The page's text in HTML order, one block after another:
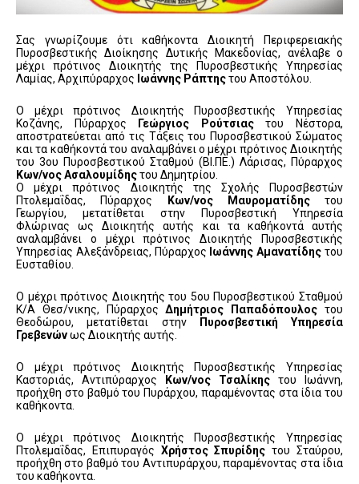
Σας γνωρίζουμε ότι καθήκοντα Διοικητή Περιφερειακής
Πυροσβεστικής Διοίκησης Δυτικής Μακεδονίας, ανέλαβε ο
μέχρι πρότινος Διοικητής της Πυροσβεστικής Υπηρεσίας
Λαμίας, Αρχιπύραρχος Ιωάννης Ράπτηςτου Αποστόλου.
Ο μέχρι πρότινος Διοικητής Πυροσβεστικής Υπηρεσίας
Κοζάνης, Πύραρχος
Γεώργιος Ρούτσιαςτου Νέστορα,
αποστρατεύεται από τις Τάξεις του Πυροσβεστικού Σώματος
και τα καθήκοντά του αναλαμβάνει ο μέχρι πρότινος Διοικητής
του 3ου Πυροσβεστικού Σταθμού (ΒΙ.ΠΕ.) Λάρισας, Πύραρχος
Κων/νος Ασαλουμίδηςτου Δημητρίου.
Ο μέχρι πρότινος Διοικητής της Σχολής Πυροσβεστών
Πτολεμαΐδας, Πύραρχος
Κων/νος Μαυροματίδηςτου
Γεωργίου, μετατίθεται στην Πυροσβεστική Υπηρεσία
Φλώρινας ως Διοικητής αυτής και τα καθήκοντά αυτής
αναλαμβάνει ο μέχρι πρότινος Διοικητής Πυροσβεστικής
Υπηρεσίας Αλεξάνδρειας, Πύραρχος Ιωάννης Αμανατίδης του
Ευσταθίου.
Ο μέχρι πρότινος Διοικητής του 5ου Πυροσβεστικού Σταθμού
Κ/Α Θεσ/νικης, ΠύραρχοςΔημήτριος Παπαδόπουλος του
Θεοδώρου, μετατίθεται στην
Πυροσβεστική Υπηρεσία
Γρεβενώνως Διοικητής αυτής.
Ο μέχρι πρότινος Διοικητής Πυροσβεστικής Υπηρεσίας
Καστοριάς, Αντιπύραρχος
Κων/νος Τσαλίκης του Ιωάννη,
προήχθη στο βαθμό του Πυράρχου, παραμένοντας στα ίδια του
καθήκοντα.
Ο μέχρι πρότινος Διοικητής Πυροσβεστικής Υπηρεσίας
Πτολεμαΐδας, Επιπυραγός Χρήστος Σπυρίδης του Σταύρου,
προήχθη στο βαθμό του Αντιπυράρχου, παραμένοντας στα ίδια
του καθήκοντα.